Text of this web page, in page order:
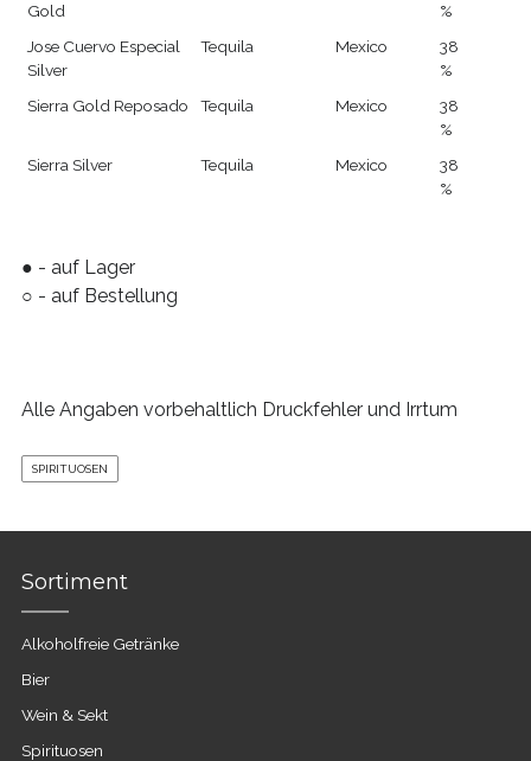
Gold
%
Jose Cuervo Especial
Silver
Tequila Mexico
38
%
Sierra Gold Reposado
Tequila Mexico
38
%
Sierra Silver
Tequila Mexico
38
%
● - auf Lager
○ - auf Bestellung
Alle Angaben vorbehaltlich Druckfehler und Irrtum
SPIRITUOSEN
Sortiment
Alkoholfreie Getränke
Bier
Wein & Sekt
Spirituosen